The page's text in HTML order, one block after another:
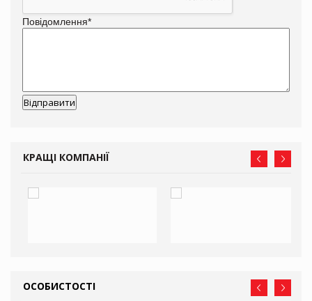
Повідомлення*
КРАЩІ КОМПАНІЇ
ОСОБИСТОСТІ